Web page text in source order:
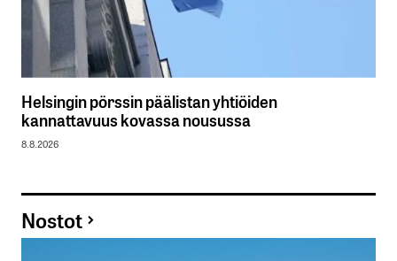
Helsingin pörssin päälistan yhtiöiden
kannattavuus kovassa nousussa
8.8.2026
Nostot